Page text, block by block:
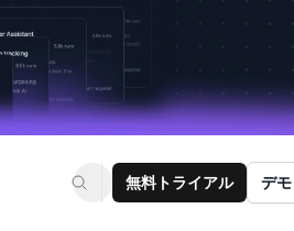
無料トライアル デモ